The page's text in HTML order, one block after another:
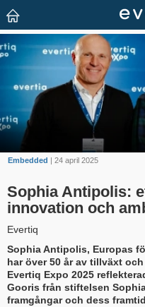
Embedded | 24 april 2025
Sophia Antipolis:
innovation och
Evertiq
Sophia Antipolis, Europas
har över 50 år av tillväxt
Evertiq Expo 2025
Gooris från stiftelsen
framgångar och dess